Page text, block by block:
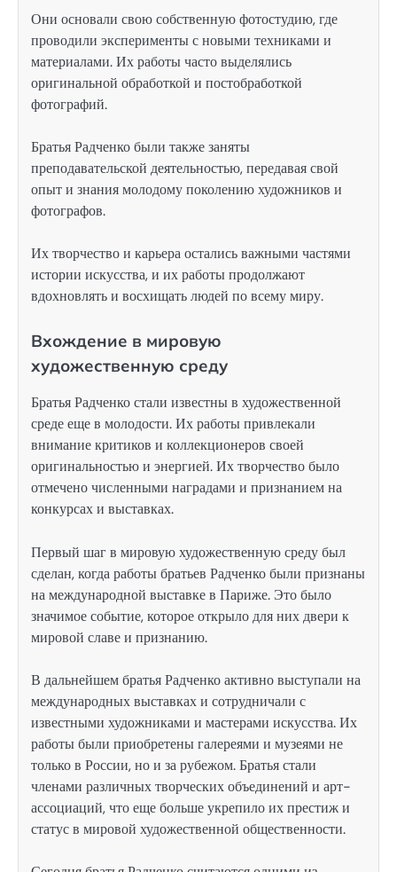
Они основали свою собственную фотостудию, где
проводили эксперименты с новыми техниками и
материалами. Их работы часто выделялись
оригинальной обработкой и постобработкой
фотографий.
Братья Радченко были также заняты
преподавательской деятельностью, передавая свой
опыт и знания молодому поколению художников и
фотографов.
Их творчество и карьера остались важными частями
истории искусства, и их работы продолжают
вдохновлять и восхищать людей по всему миру.
Вхождение в мировую
художественную среду
Братья Радченко стали известны в художественной
среде еще в молодости. Их работы привлекали
внимание критиков и коллекционеров своей
оригинальностью и энергией. Их творчество было
отмечено численными наградами и признанием на
конкурсах и выставках.
Первый шаг в мировую художественную среду был
сделан, когда работы братьев Радченко были признаны
на международной выставке в Париже. Это было
значимое событие, которое открыло для них двери к
мировой славе и признанию.
В дальнейшем братья Радченко активно выступали на
международных выставках и сотрудничали с
известными художниками и мастерами искусства. Их
работы были приобретены галереями и музеями не
только в России, но и за рубежом. Братья стали
членами различных творческих объединений и арт-
ассоциаций, что еще больше укрепило их престиж и
статус в мировой художественной общественности.